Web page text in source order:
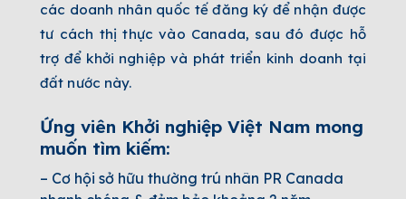
các doanh nhân quốc tế đăng ký để nhận được
tư cách thị thực vào Canada, sau đó được hỗ
trợ để khởi nghiệp và phát triển kinh doanh tại
đất nước này.
Ứng viên Khởi nghiệp Việt Nam mong
muốn tìm kiếm:
– Cơ hội sở hữu thường trú nhân PR Canada